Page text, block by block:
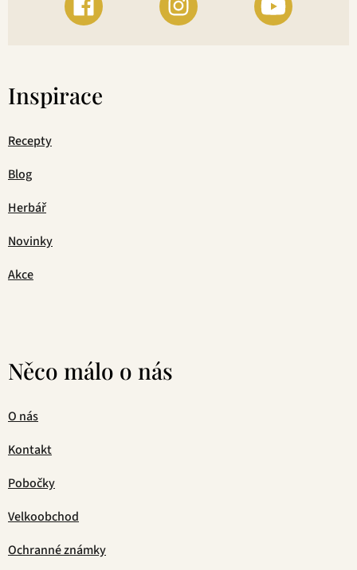
Inspirace
Recepty
Blog
Herbář
Novinky
Akce
Něco málo o nás
O nás
Kontakt
Pobočky
Velkoobchod
Ochranné známky